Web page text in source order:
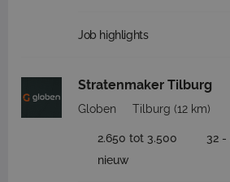
Job highlights
Stratenmaker Tilburg
Globen Tilburg (12 km)
2.650 tot 3.500 32 -
nieuw